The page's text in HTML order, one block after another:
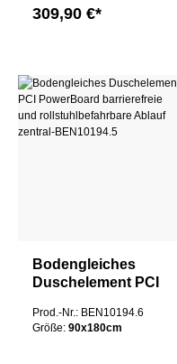
309,90 €*
Bodengleiches
Duschelement PCI
barrierefreie und
rollstuhlbefahrbare
Prod.-Nr.: BEN10194.6
Größe: 90x180cm